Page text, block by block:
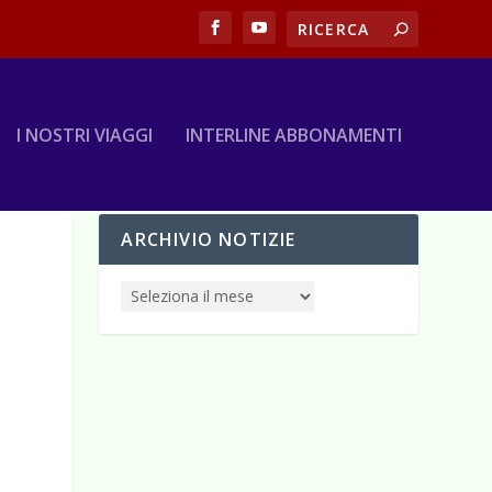
I NOSTRI VIAGGI INTERLINE ABBONAMENTI
ARCHIVIO NOTIZIE